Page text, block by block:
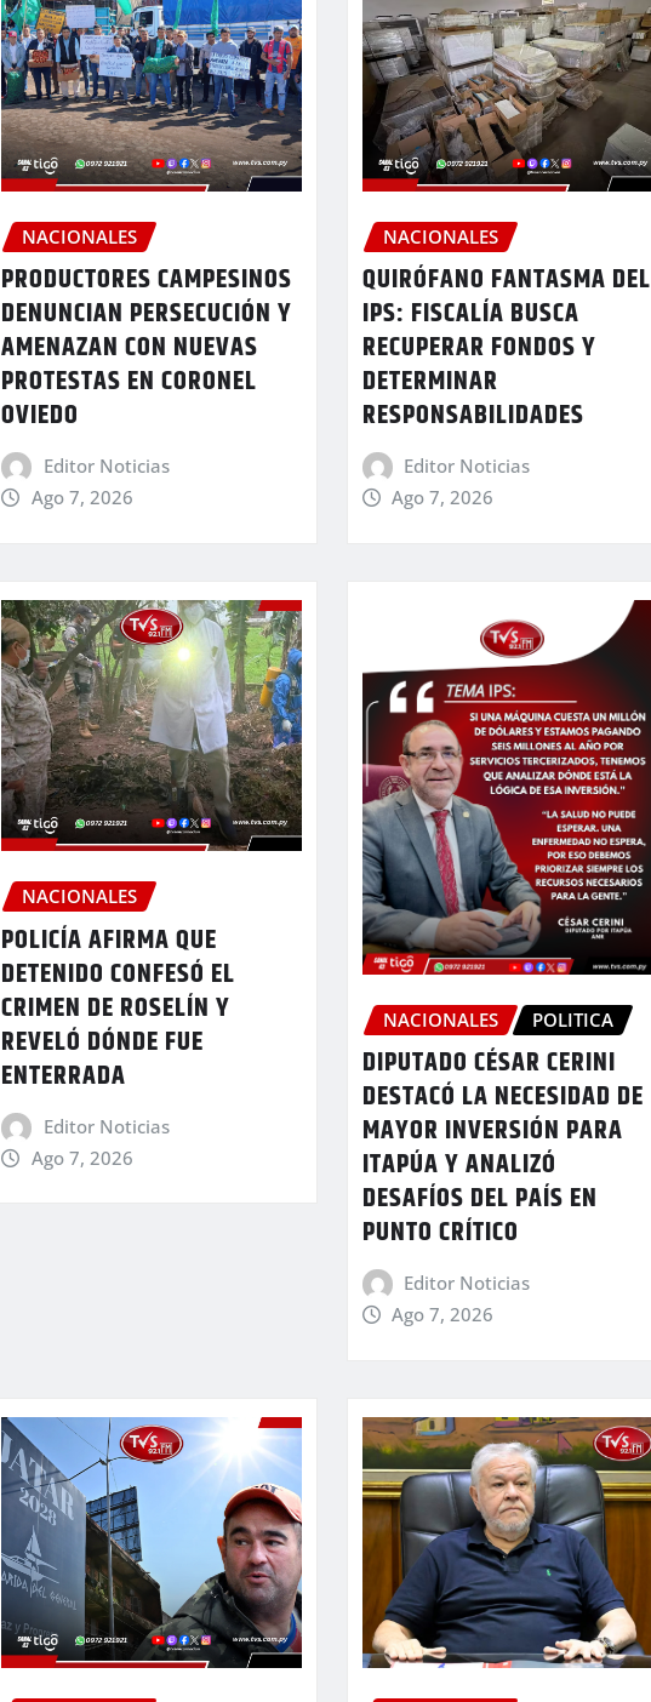
NACIONALES
PRODUCTORES CAMPESINOS
DENUNCIAN PERSECUCIÓN Y
AMENAZAN CON NUEVAS
PROTESTAS EN CORONEL
OVIEDO
Editor Noticias
Ago 7, 2026
NACIONALES
QUIRÓFANO FANTASMA DEL
IPS: FISCALÍA BUSCA
RECUPERAR FONDOS Y
DETERMINAR
RESPONSABILIDADES
Editor Noticias
Ago 7, 2026
NACIONALES
POLICÍA AFIRMA QUE
DETENIDO CONFESÓ EL
CRIMEN DE ROSELÍN Y
REVELÓ DÓNDE FUE
ENTERRADA
Editor Noticias
Ago 7, 2026
NACIONALES POLITICA
DIPUTADO CÉSAR CERINI
DESTACÓ LA NECESIDAD DE
MAYOR INVERSIÓN PARA
ITAPÚA Y ANALIZÓ
DESAFÍOS DEL PAÍS EN
PUNTO CRÍTICO
Editor Noticias
Ago 7, 2026